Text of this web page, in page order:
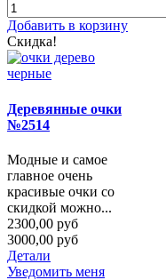
Добавить в корзину
Скидка!
Деревянные очки
№2514
Модные и самое
главное очень
красивые очки со
скидкой можно...
2300,00 руб
3000,00 руб
Детали
Уведомить меня